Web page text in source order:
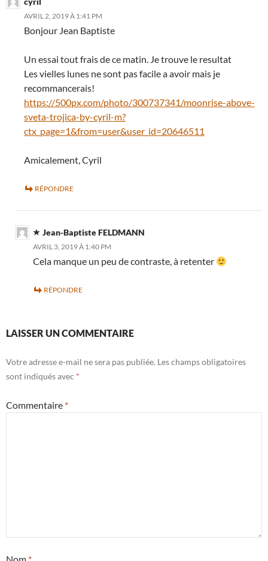
AVRIL 2, 2019 À 1:41 PM
Bonjour Jean Baptiste
Un essai tout frais de ce matin. Je trouve le resultat
Les vielles lunes ne sont pas facile a avoir mais je
recommancerais!
https://500px.com/photo/300737341/moonrise-above-
sveta-trojica-by-cyril-m?
ctx_page=1&from=user&user_id=20646511
Amicalement, Cyril
RÉPONDRE
Jean-Baptiste FELDMANN
AVRIL 3, 2019 À 1:40 PM
Cela manque un peu de contraste, à retenter
RÉPONDRE
LAISSER UN COMMENTAIRE
Votre adresse e-mail ne sera pas publiée. Les champs obligatoires
sont indiqués avec *
Commentaire *